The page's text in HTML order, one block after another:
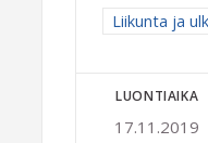
Rajaa
Liikunta ja
LUONTIAIKA
17.11.2019